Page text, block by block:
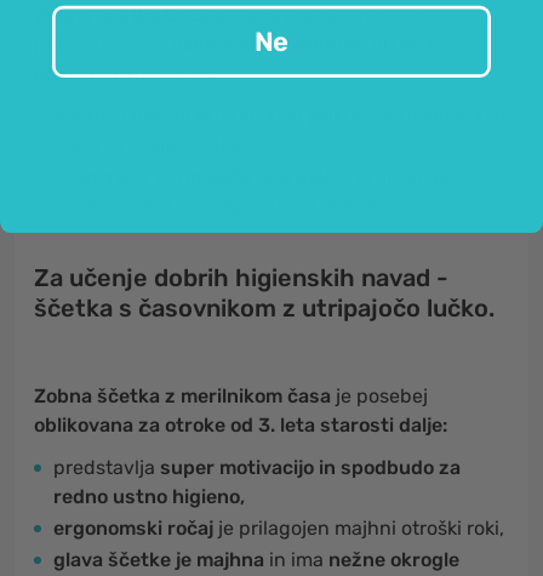
Zobna ščetka Dr Scottima popolnoma vse, kar
učinkovito spodbudo otrok k
umivanju zob. To so:
Za učenje dobrih higienskih navad -
ščetka s časovnikom z utripajočo lučko.
Zobna ščetka z merilnikom časa je posebej
oblikovana za otroke od 3. leta starosti dalje:
predstavlja super motivacijo in spodbudo za
redno ustno higieno,
ergonomski ročaj je prilagojen majhni otroški roki,
glava ščetke je majhna in ima nežne okrogle
Ne